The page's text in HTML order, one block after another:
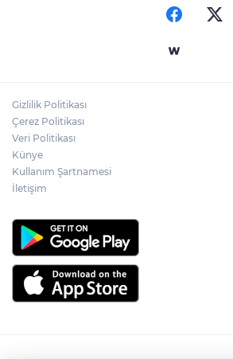
Gizlilik Politikası
Çerez Politikası
Veri Politikası
Künye
Kullanım Şartnamesi
İletişim